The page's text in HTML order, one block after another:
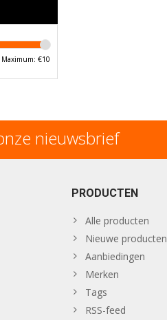
Maximum: €10
nieuwsbrief
PRODUCTEN
Alle producten
Nieuwe producten
Aanbiedingen
Merken
Tags
RSS-feed